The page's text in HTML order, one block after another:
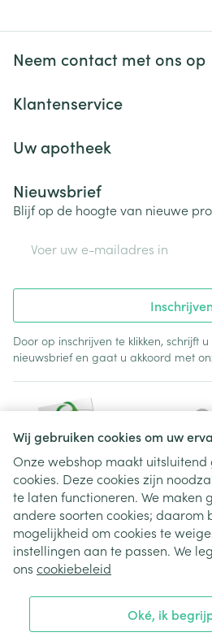
Wij gebruiken cookies om uw
Onze webshop maakt uitsluitend
cookies. Deze cookies zijn
te laten functioneren. We maken
andere soorten cookies; daarom
mogelijkheid om cookies te
instellingen aan te passen. We
ons cookiebeleid
Oké, ik
Neem contact met ons op
Klantenservice
Uw apotheek
Nieuwsbrief
Blijf op de hoogte van nieuwe
Door op inschrijven te klikken, schrijft
nieuwsbrief en gaat u akkoord met
Juridische links